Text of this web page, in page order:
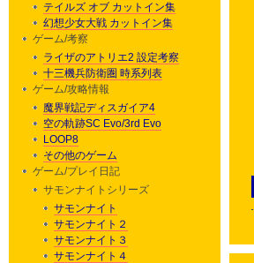
テイルズ オブ カットイン集
幻想少女大戦 カットイン集
ゲーム/考察
ライザのアトリエ2 設定考察
十三機兵防衛圏 時系列表
ゲーム/攻略情報
魔界戦記ディスガイア4
空の軌跡SC Evo/3rd Evo
LOOP8
その他のゲーム
ゲーム/プレイ日記
サモンナイトシリーズ
サモンナイト
サモンナイト２
サモンナイト３
サモンナイト４